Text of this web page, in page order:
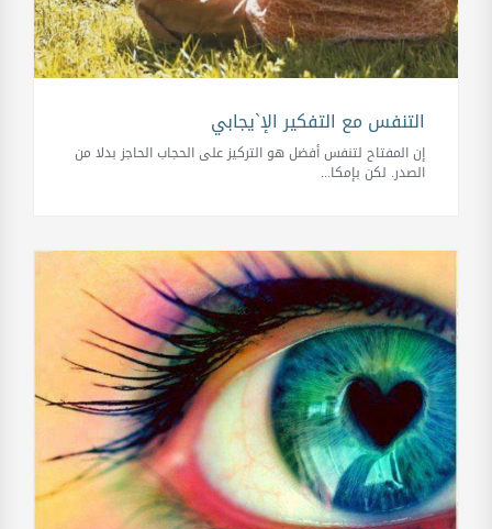
التنفس مع التفكير الإ`يجابي
إن المفتاح لتنفس أفضل هو التركيز على الحجاب الحاجز بدلا من
الصدر. لكن بإمكا...